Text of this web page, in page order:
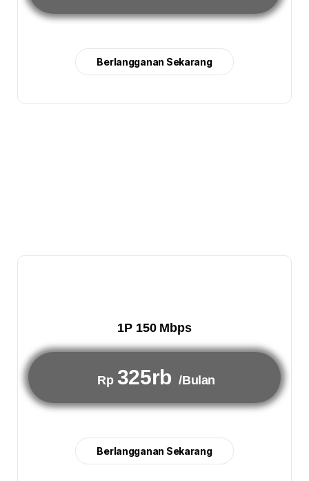
Berlangganan Sekarang
1P 150 Mbps
Rp 325rb /Bulan
Berlangganan Sekarang